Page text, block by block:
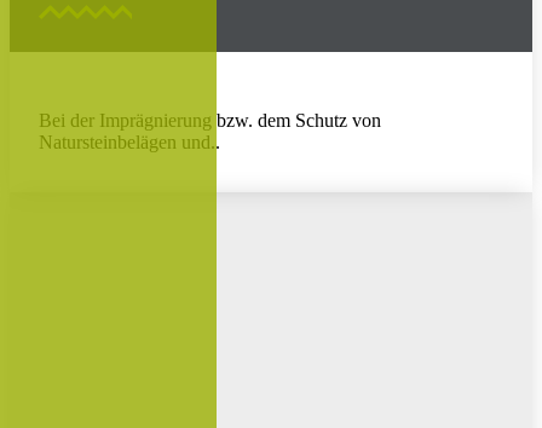
Bei der Imprägnierung bzw. dem Schutz von
Natursteinbelägen und..